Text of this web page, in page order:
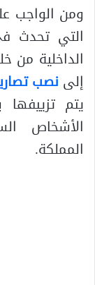
ومن الواجب
التي تحدث
الداخلية من
إلى نصب
يتم
الأشخاص
المملكة.